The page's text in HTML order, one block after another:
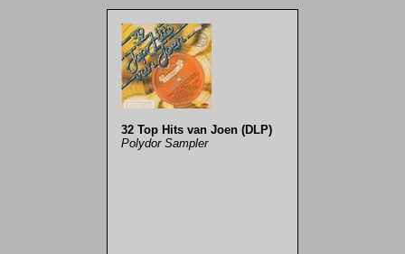
32 Top Hits van Joen (DLP)
Polydor Sampler